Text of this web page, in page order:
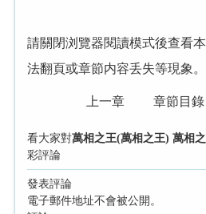
請關閉浏覽器閱讀模式後查看
法翻頁或章節内容丢失等現象。
上一章 章節目錄
看大家對萬相之王(萬相之王) 萬相
彩評論
發表評論
電子郵件地址不會被公開。